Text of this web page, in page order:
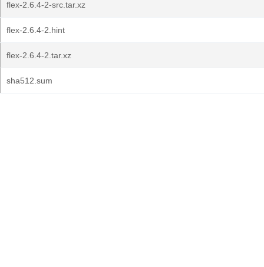
flex-2.6.4-2-src.tar.xz
flex-2.6.4-2.hint
flex-2.6.4-2.tar.xz
sha512.sum